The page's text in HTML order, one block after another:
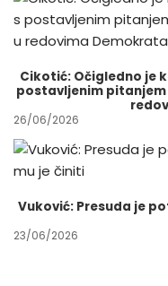
Cikotić: Očigledno je
postavljenim
26/06/2026
Vuković: Presuda je
23/06/2026